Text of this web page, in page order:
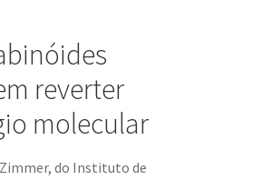
reverter
molecular
do Instituto de